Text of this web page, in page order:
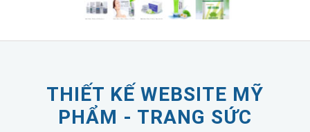
THIẾT KẾ WEBSITE MỸ
PHẨM - TRANG SỨC